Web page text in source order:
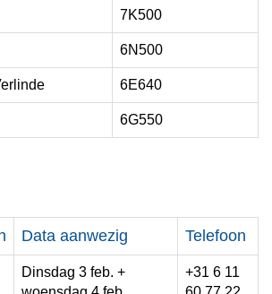
7K500
6N500
6E640
6G550
Data aanwezig Telefoon
Dinsdag 3 feb. +
+31 6 11